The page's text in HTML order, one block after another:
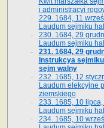
i administracyi
229. 1684, 11
Laudum sejmiku
230. 1684, 29
Laudum sejmiku
231. 1684, 29
Instrukcya sejmiku
sejm walny
232. 1685, 12
Laudum elekcyjne
ziemskiego
233. 1685, 10
Laudum sejmiku
234. 1685, 10